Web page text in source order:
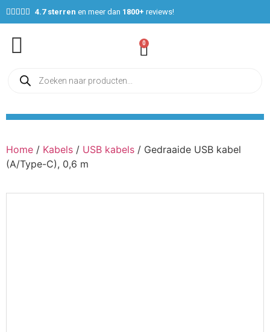
     4.7 sterren en meer dan 1800+ reviews!
0
Home / Kabels / USB kabels / Gedraaide USB kabel
(A/Type-C), 0,6 m